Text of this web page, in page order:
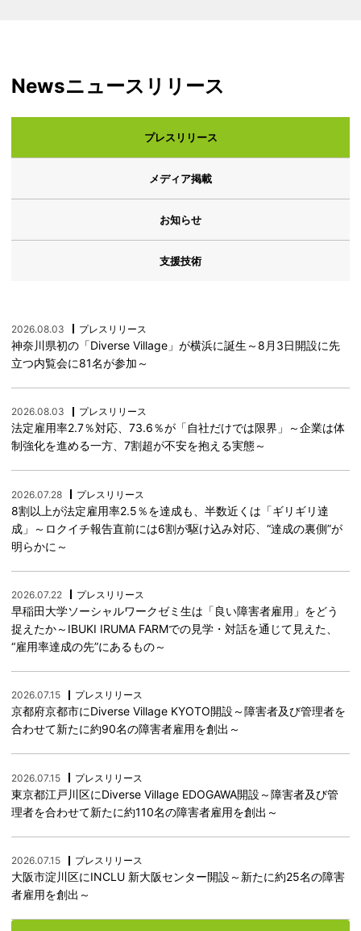
Newsニュースリリース
プレスリリース
メディア掲載
お知らせ
支援技術
2026.08.03 プレスリリース
神奈川県初の「Diverse Village」が横浜に誕生～8月3日開設に先
立つ内覧会に81名が参加～
2026.08.03 プレスリリース
法定雇用率2.7％対応、73.6％が「自社だけでは限界」～企業は体
制強化を進める一方、7割超が不安を抱える実態～
2026.07.28 プレスリリース
8割以上が法定雇用率2.5％を達成も、半数近くは「ギリギリ達
成」～ロクイチ報告直前には6割が駆け込み対応、“達成の裏側”が
明らかに～
2026.07.22 プレスリリース
早稲田大学ソーシャルワークゼミ生は「良い障害者雇用」をどう
捉えたか～IBUKI IRUMA FARMでの見学・対話を通じて見えた、
“雇用率達成の先”にあるもの～
2026.07.15 プレスリリース
京都府京都市にDiverse Village KYOTO開設～障害者及び管理者を
合わせて新たに約90名の障害者雇用を創出～
2026.07.15 プレスリリース
東京都江戸川区にDiverse Village EDOGAWA開設～障害者及び管
理者を合わせて新たに約110名の障害者雇用を創出～
2026.07.15 プレスリリース
大阪市淀川区にINCLU 新大阪センター開設～新たに約25名の障害
者雇用を創出～